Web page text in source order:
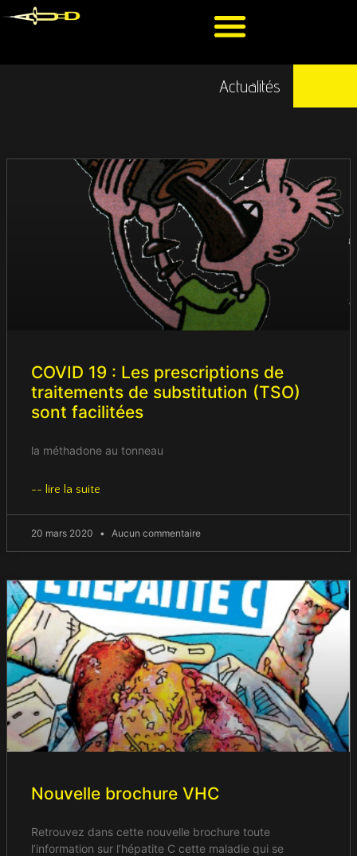
Actualités
COVID 19 : Les prescriptions de
traitements de substitution (TSO)
sont facilitées
la méthadone au tonneau
-- lire la suite
20 mars 2020 Aucun commentaire
Nouvelle brochure VHC
Retrouvez dans cette nouvelle brochure toute
l’information sur l’hépatite C cette maladie qui se